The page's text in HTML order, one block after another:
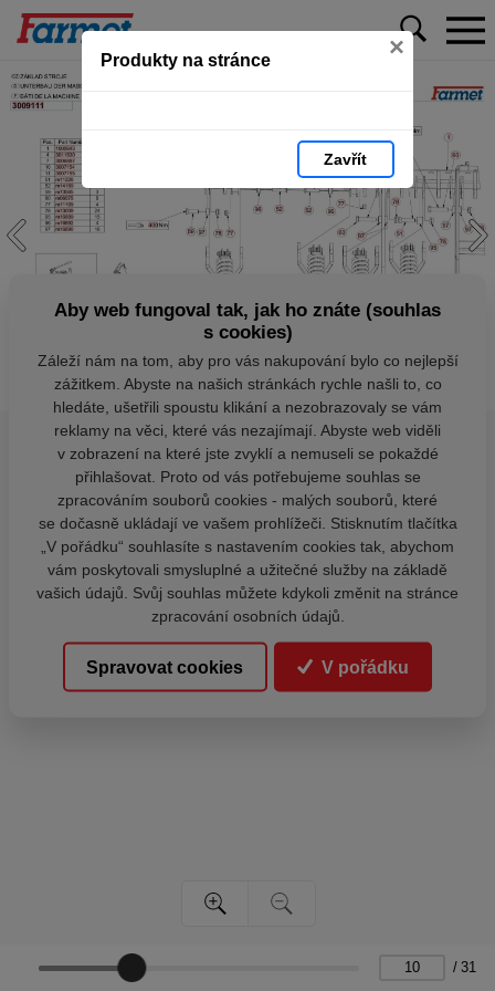
Produkty na stránce ×
Zavřít
/ 31
Aby web fungoval tak, jak ho znáte (souhlas
s cookies)
Záleží nám na tom, aby pro vás nakupování bylo co nejlepší
zážitkem. Abyste na našich stránkách rychle našli to, co
hledáte, ušetřili spoustu klikání a nezobrazovaly se vám
reklamy na věci, které vás nezajímají. Abyste web viděli
v zobrazení na které jste zvyklí a nemuseli se pokaždé
přihlašovat. Proto od vás potřebujeme souhlas se
zpracováním souborů cookies - malých souborů, které
se dočasně ukládají ve vašem prohlížeči. Stisknutím tlačítka
„V pořádku“ souhlasíte s nastavením cookies tak, abychom
vám poskytovali smysluplné a užitečné služby na základě
vašich údajů. Svůj souhlas můžete kdykoli změnit na stránce
zpracování osobních údajů.
Spravovat cookies V pořádku